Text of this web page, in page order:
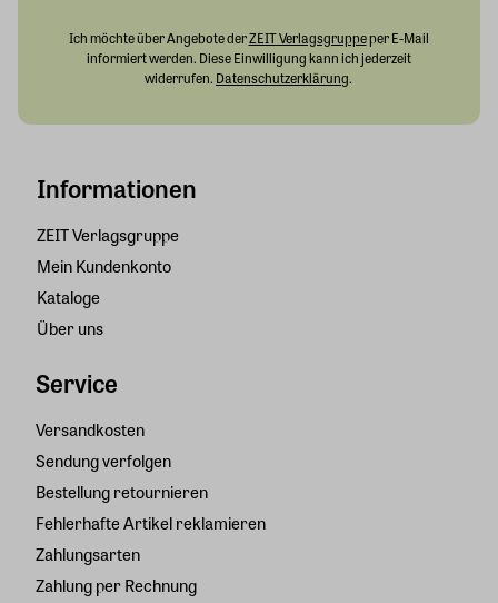
Informationen
ZEIT Verlagsgruppe
Mein Kundenkonto
Kataloge
Über uns
Service
Versandkosten
Sendung verfolgen
Bestellung retournieren
Fehlerhafte Artikel reklamieren
Zahlungsarten
Zahlung per Rechnung
Ich möchte über Angebote derZEIT Verlagsgruppeper E-Mail
informiert werden. Diese Einwilligung kann ich jederzeit
widerrufen. Datenschutzerklärung.